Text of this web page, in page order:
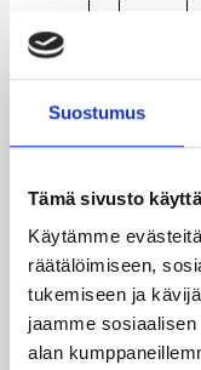
Suostumus
Tämä sivusto
Käytämme
räätälöimiseen,
tukemiseen ja
jaamme
alan
2
.
.
o
Team
4
.
2
Catz